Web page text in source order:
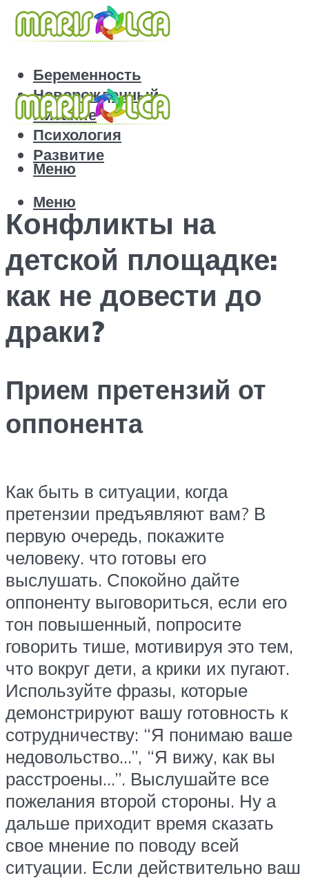
Беременность
Новорожденный
Питание
Психология
Развитие
Меню
Меню
Конфликты на
детской площадке:
как не довести до
драки?
Прием претензий от
оппонента
Как быть в ситуации, когда
претензии предъявляют вам? В
первую очередь, покажите
человеку. что готовы его
выслушать. Спокойно дайте
оппоненту выговориться, если его
тон повышенный, попросите
говорить тише, мотивируя это тем,
что вокруг дети, а крики их пугают.
Используйте фразы, которые
демонстрируют вашу готовность к
сотрудничеству: “Я понимаю ваше
недовольство…”, “Я вижу, как вы
расстроены…”. Выслушайте все
пожелания второй стороны. Ну а
дальше приходит время сказать
свое мнение по поводу всей
ситуации. Если действительно ваш